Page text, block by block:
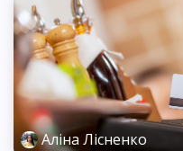
Аліна Лісненко